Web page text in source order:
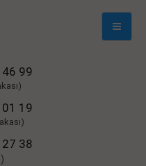
Mobil
99
19
38